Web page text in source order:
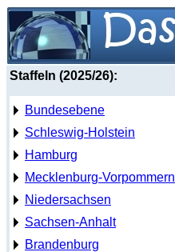
Staffeln (2025/26):
Bundesebene
Schleswig-Holstein
Hamburg
Mecklenburg-Vorpommern
Niedersachsen
Sachsen-Anhalt
Brandenburg